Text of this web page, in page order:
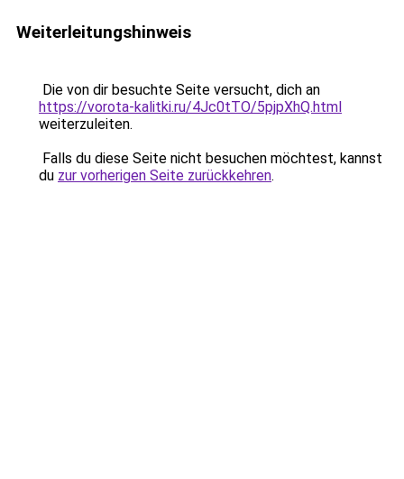
Weiterleitungshinweis
Die von dir besuchte Seite versucht, dich an
https://vorota-kalitki.ru/4Jc0tTO/5pjpXhQ.html
weiterzuleiten.
Falls du diese Seite nicht besuchen möchtest, kannst
du zur vorherigen Seite zurückkehren.